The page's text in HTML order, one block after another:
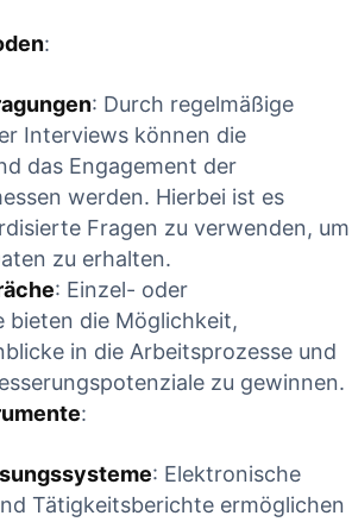
:
: Durch regelmäßige
Interviews⁢ können die
‌das​ Engagement der
werden. Hierbei ist es
Fragen ⁢zu verwenden, um
zu ​erhalten.
: Einzel- oder
bieten die Möglichkeit,
‍in ⁤die Arbeitsprozesse und
zu gewinnen.
:
: Elektronische
Tätigkeitsberichte ermöglichen